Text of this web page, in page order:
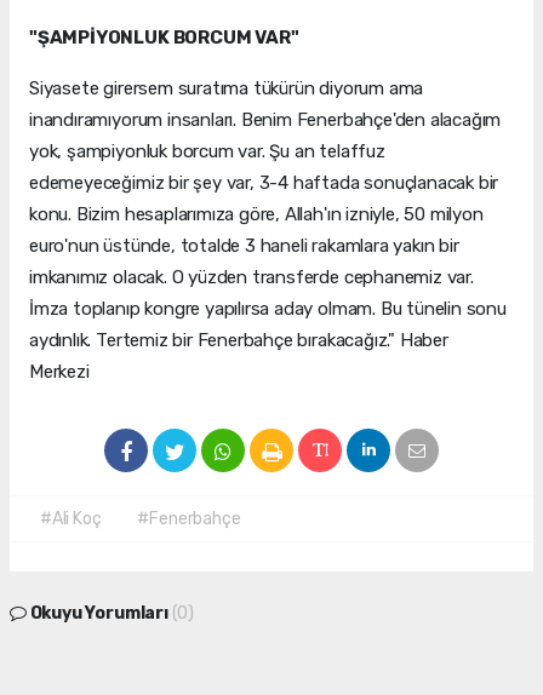
"ŞAMPİYONLUK BORCUM VAR"
Siyasete girersem suratıma tükürün diyorum ama
inandıramıyorum insanları. Benim Fenerbahçe'den alacağım
yok, şampiyonluk borcum var. Şu an telaffuz
edemeyeceğimiz bir şey var, 3-4 haftada sonuçlanacak bir
konu. Bizim hesaplarımıza göre, Allah'ın izniyle, 50 milyon
euro'nun üstünde, totalde 3 haneli rakamlara yakın bir
imkanımız olacak. O yüzden transferde cephanemiz var.
İmza toplanıp kongre yapılırsa aday olmam. Bu tünelin sonu
aydınlık. Tertemiz bir Fenerbahçe bırakacağız." Haber
Merkezi
#Ali Koç #Fenerbahçe
Okuyu Yorumları (0)